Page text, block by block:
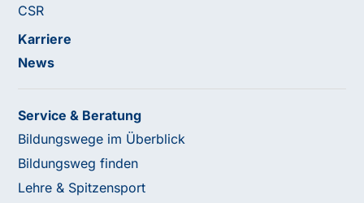
CSR
Karriere
News
Service & Beratung
Bildungswege im Überblick
Bildungsweg finden
Lehre & Spitzensport